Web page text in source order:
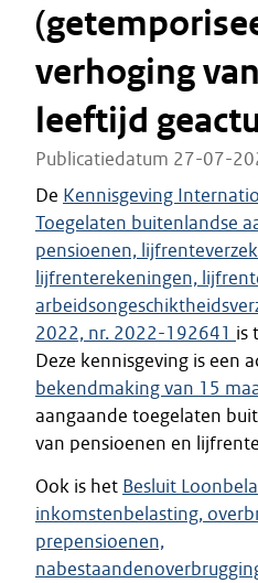
verhoging
leeftijd
Publicatiedatum 27-07-
De Kennisgeving
Toegelaten buitenlandse
pensioenen,
lijfrenterekeningen,
2022, nr. 2022-192641 is
Deze kennisgeving is een
bekendmaking van 15
aangaande toegelaten
van pensioenen en
Ook is het Besluit
inkomstenbelasting,
prepensioenen,